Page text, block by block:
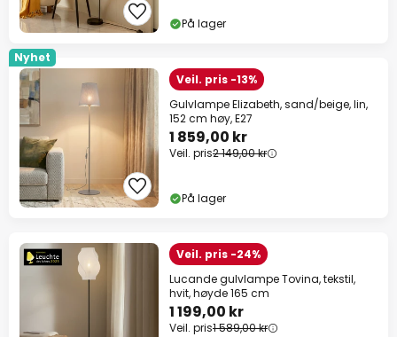
På lager
Nyhet
Veil. pris -13%
Gulvlampe Elizabeth, sand/beige, lin,
152 cm høy, E27
1 859,00 kr
Veil. pris2 149,00 kr
På lager
Veil. pris -24%
Lucande gulvlampe Tovina, tekstil,
hvit, høyde 165 cm
1 199,00 kr
Veil. pris1 589,00 kr